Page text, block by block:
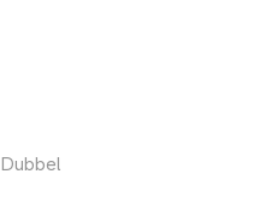
Dubbel